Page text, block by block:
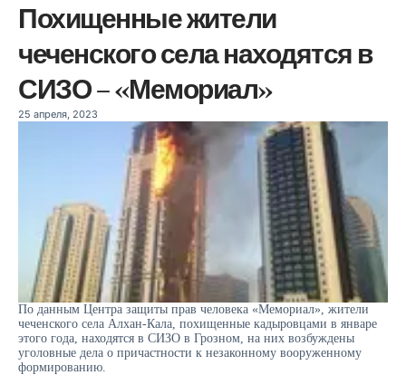
Похищенные жители
чеченского села находятся в
СИЗО – «Мемориал»
25 апреля, 2023
По данным Центра защиты прав человека «Мемориал», жители
чеченского села Алхан-Кала, похищенные кадыровцами в январе
этого года, находятся в СИЗО в Грозном, на них возбуждены
уголовные дела о причастности к незаконному вооруженному
формированию.